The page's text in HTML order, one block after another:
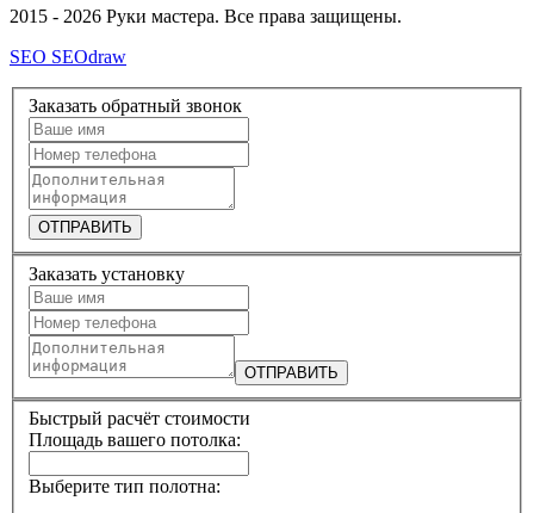
2015 - 2026 Руки мастера. Все права защищены.
SEO SEOdraw
Заказать обратный звонок
ОТПРАВИТЬ
Заказать установку
ОТПРАВИТЬ
Быстрый расчёт стоимости
Площадь вашего потолка:
Выберите тип полотна: